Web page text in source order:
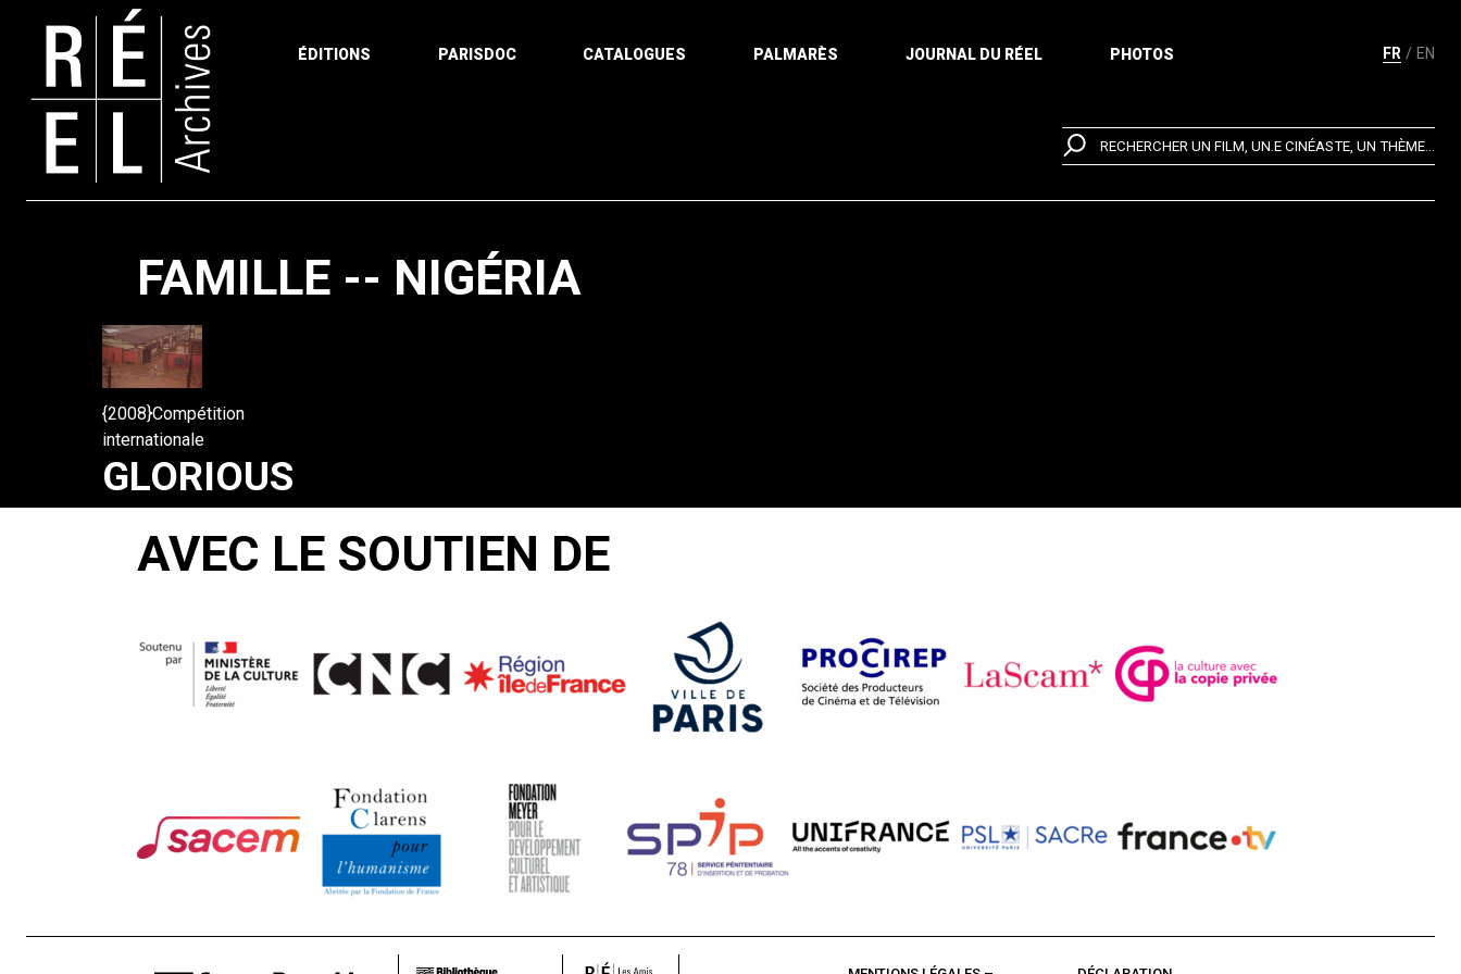
FR EN
ÉDITIONS PARISDOC CATALOGUES PALMARÈS JOURNAL DU RÉEL PHOTOS
RECHERCHER UN FILM, UN.E CINÉASTE, UN THÈME...
FAMILLE -- NIGÉRIA
{2008}Compétition
internationale
GLORIOUS
EXIT
Kevin Merz
AVEC LE SOUTIEN DE